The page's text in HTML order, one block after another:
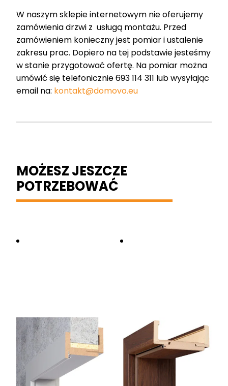
W naszym sklepie internetowym nie oferujemy
zamówienia drzwi z usługą montażu. Przed
zamówieniem konieczny jest pomiar i ustalenie
zakresu prac. Dopiero na tej podstawie jesteśmy
w stanie przygotować ofertę. Na pomiar można
umówić się telefonicznie 693 114 311 lub wysyłając
email na: kontakt@domovo.eu
MOŻESZ JESZCZE
POTRZEBOWAĆ